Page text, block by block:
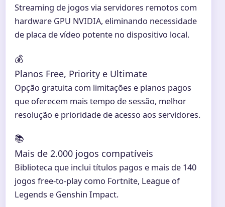
Streaming de jogos via servidores remotos com
hardware GPU NVIDIA, eliminando necessidade
de placa de vídeo potente no dispositivo local.
💰
Planos Free, Priority e Ultimate
Opção gratuita com limitações e planos pagos
que oferecem mais tempo de sessão, melhor
resolução e prioridade de acesso aos servidores.
📚
Mais de 2.000 jogos compatíveis
Biblioteca que inclui títulos pagos e mais de 140
jogos free-to-play como Fortnite, League of
Legends e Genshin Impact.